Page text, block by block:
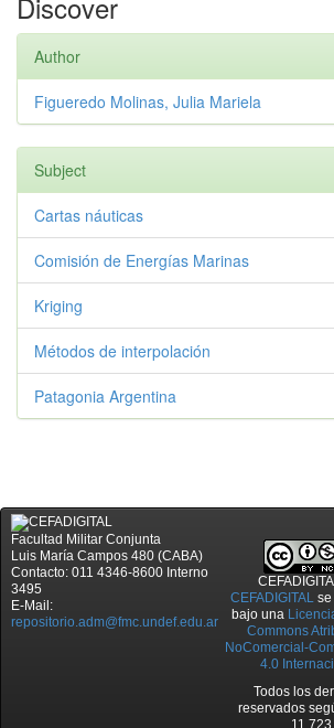
Author
Figueredo Molinas, Julia Mariela
Subject
Cartas náuticas
Comisión de Energías Marinas
Kriging
Métodos de interpolación
Patagonia Argentina
Facultad Militar Conjunta
Luis María Campos 480 (CABA)
Contacto: 011 4346-8600 Interno
3495
E-Mail:
repositorio.adm@fmc.undef.edu.ar
CEFADIGITALse
bajo una
Commons
NoComercial-
4.0
Todos los
reservados
11.723